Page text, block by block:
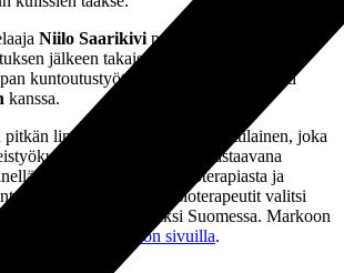
Niilo Saarikivi palasi onnistuneen
jälkeen takaisin pelikentille. TPS TV
kuntoutustyötä yhdessä fysioterapeutti
kanssa.
linjan fysioterapian ammattilainen, joka
Terveystalon vastaavana
on pitkä kokemus fysioterapiasta ja
Suomen Fysioterapeutit valitsi
vuoden fysioterapeutiksi Suomessa. Markoon
Movement Physion sivuilla.